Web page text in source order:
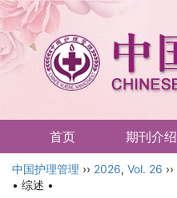
首页 期刊介绍
English
中国护理管理 ›› 2026, Vol. 26 ››
• 综述 •